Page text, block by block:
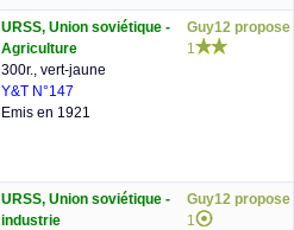
URSS, Union soviétique -
Agriculture
300r., vert-jaune
Y&T N°147
Emis en 1921
Guy12 propose
1
URSS, Union soviétique -
industrie
Guy12 propose
1